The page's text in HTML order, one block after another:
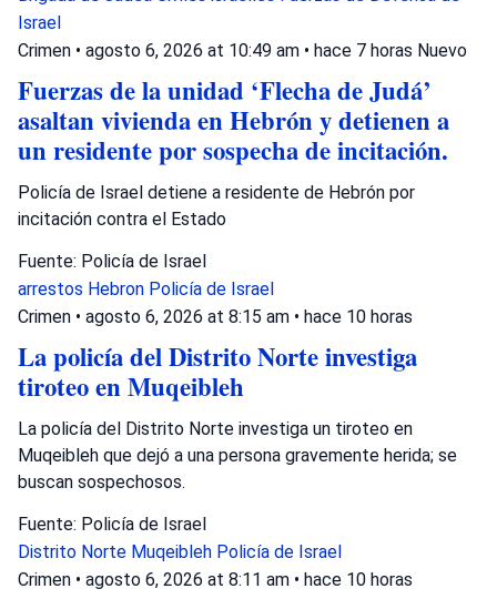
Israel
Crimen • agosto 6, 2026 at 10:49 am • hace 7 horas Nuevo
Fuerzas de la unidad ‘Flecha de Judá’
asaltan vivienda en Hebrón y detienen a
un residente por sospecha de incitación.
Policía de Israel detiene a residente de Hebrón por
incitación contra el Estado
Fuente: Policía de Israel
arrestos Hebron Policía de Israel
Crimen • agosto 6, 2026 at 8:15 am • hace 10 horas
La policía del Distrito Norte investiga
tiroteo en Muqeibleh
La policía del Distrito Norte investiga un tiroteo en
Muqeibleh que dejó a una persona gravemente herida; se
buscan sospechosos.
Fuente: Policía de Israel
Distrito Norte Muqeibleh Policía de Israel
Crimen • agosto 6, 2026 at 8:11 am • hace 10 horas